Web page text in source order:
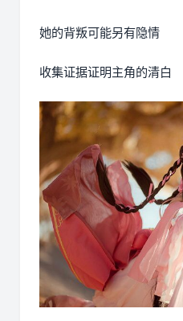
她的背叛可能另有隐情
收集证据证明主角的清白